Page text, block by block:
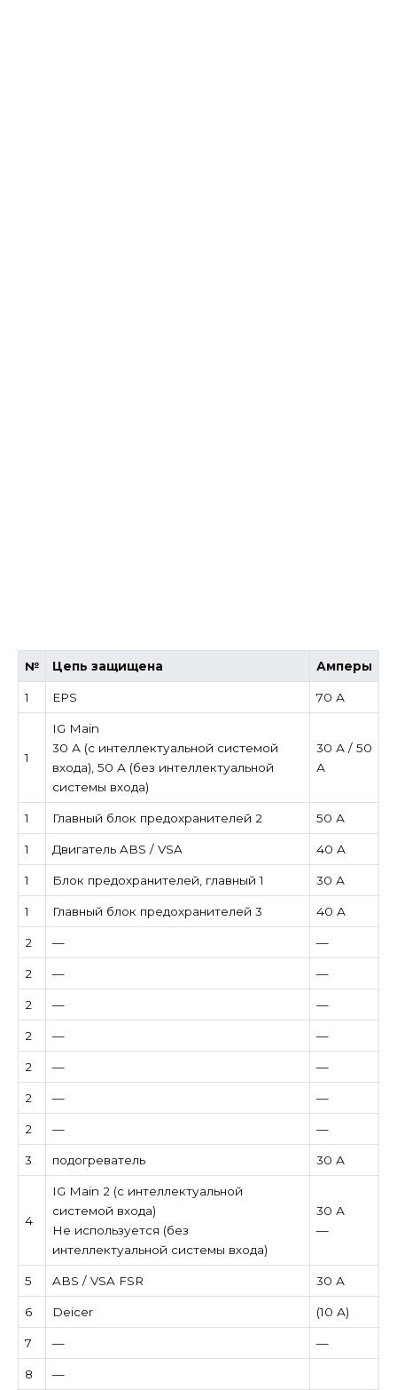
№ Цепь защищена Амперы
1 EPS 70 А
1
IG Main
30 А (с интеллектуальной системой
входа), 50 А (без интеллектуальной
системы входа)
30 А / 50
А
1 Главный блок предохранителей 2 50 А
1 Двигатель ABS / VSA 40 А
1 Блок предохранителей, главный 1 30 А
1 Главный блок предохранителей 3 40 А
2 — —
2 — —
2 — —
2 — —
2 — —
2 — —
2 — —
3 подогреватель 30 А
4
IG Main 2 (с интеллектуальной
системой входа)
Не используется (без
интеллектуальной системы входа)
30 А
—
5 ABS / VSA FSR 30 А
6 Deicer (10 А)
7 — —
8 —